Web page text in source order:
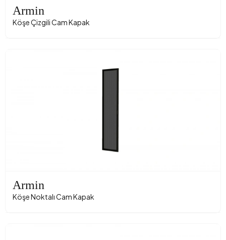
Armin
Köşe Çizgili Cam Kapak
Armin
Köşe Noktalı Cam Kapak